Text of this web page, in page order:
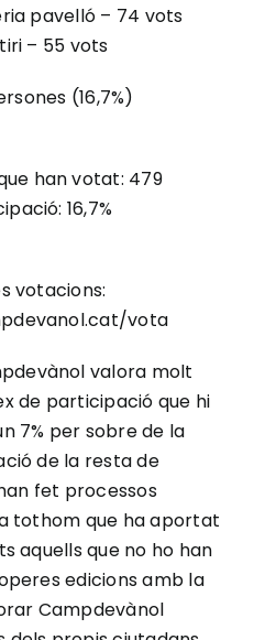
pavelló – 74 vots
– 55 vots
(16,7%)
han votat: 479
16,7%
votacions:
vota
valora molt
de participació que hi
7% per sobre de la
de la resta de
fet processos
tothom que ha aportat
aquells que no ho han
edicions amb la
Campdevànol